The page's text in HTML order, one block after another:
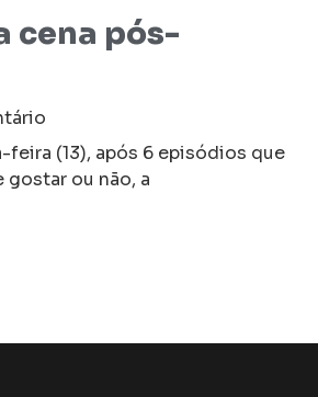
cena pós-
(13), após 6 episódios que
ou não, a